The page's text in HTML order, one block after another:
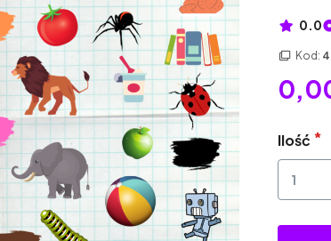
0.0
Kod:
Ilość